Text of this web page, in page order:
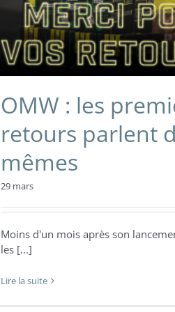
OMW : les
retours parlent
mêmes
29 mars
Moins d'un mois après son
les [...]
Lire la suite